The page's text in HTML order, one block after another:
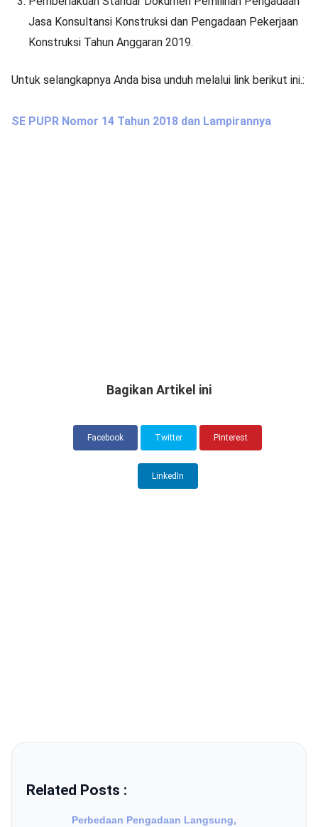
Jasa Konsultansi Konstruksi dan Pengadaan Pekerjaan
Konstruksi Tahun Anggaran 2019.
Untuk selangkapnya Anda bisa unduh melalui link berikut ini.:
SE PUPR Nomor 14 Tahun 2018 dan Lampirannya
Bagikan Artikel ini
Facebook Twitter Pinterest
LinkedIn
Related Posts :
Perbedaan Pengadaan Langsung,